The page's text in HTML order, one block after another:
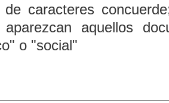
de caracteres
aquellos
o "social"